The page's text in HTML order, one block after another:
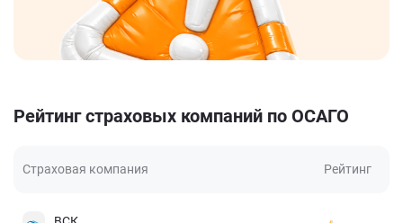
Рейтинг страховых компаний по ОСАГО
Страховая компания Рейтинг